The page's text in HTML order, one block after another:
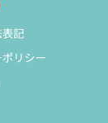
記
リシー